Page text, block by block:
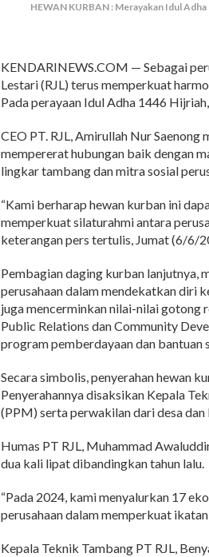
HEWAN KURBAN : Merayakan Idul
KENDARINEWS.COM — Sebagai
Lestari (RJL) terus memperkuat
Pada perayaan Idul Adha 1446
CEO PT. RJL, Amirullah Nur
mempererat hubungan baik dengan
lingkar tambang dan mitra sosial
“Kami berharap hewan kurban ini
memperkuat silaturahmi antara
keterangan pers tertulis, Jumat (6/6/
Pembagian daging kurban lanjutnya,
perusahaan dalam mendekatkan diri
juga mencerminkan nilai-nilai gotong
Public Relations dan Community
program pemberdayaan dan bantuan
Secara simbolis, penyerahan hewan
Penyerahannya disaksikan Kepala
(PPM) serta perwakilan dari desa dan
Humas PT RJL, Muhammad
dua kali lipat dibandingkan tahun lalu.
“Pada 2024, kami menyalurkan 17
perusahaan dalam memperkuat
Kepala Teknik Tambang PT RJL,